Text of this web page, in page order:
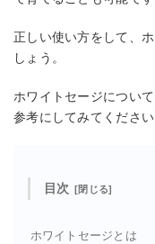
正しい使い方をして、
しょう。
ホワイトセージについ
参考にしてみてください
目次
ホワイトセージとは